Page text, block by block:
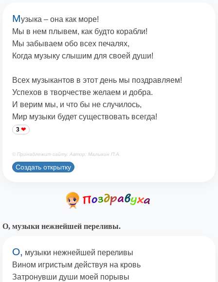
Музыка – она как море!
Мы в нем плывем, как будто корабли!
Мы забываем обо всех печалях,
Когда музыку слышим для своей души!
Всех музыкантов в этот день мы поздравляем!
Успехов в творчестве желаем и добра.
И верим мы, и что бы не случилось,
Мир музыки будет существовать всегда!
3
© Принадлежит сайту. Автор: Малыхин П.А.
Создать открытку
О, музыки нежнейшей переливы.
О, музыки нежнейшей переливы
Вином игристым действуя на кровь
Затронувши души моей порывы